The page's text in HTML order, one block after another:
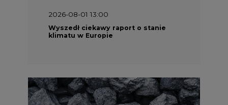
2026-08-01 13:00
Wyszedł ciekawy raport o stanie
klimatu w Europie